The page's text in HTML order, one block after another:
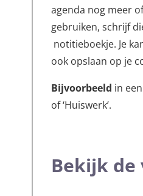
agenda nog meer
gebruiken, schrijf
notitieboekje. Je
ook opslaan op je
Bijvoorbeeld in
of ‘Huiswerk’.
Bekijk de